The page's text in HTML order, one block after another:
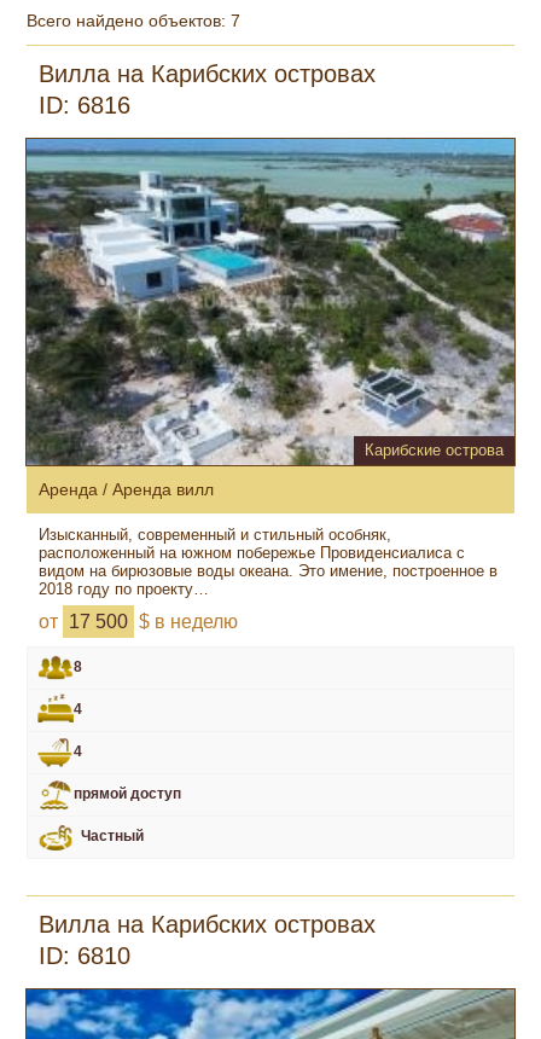
Всего найдено объектов: 7
Вилла на Карибских островах
ID: 6816
Карибские острова
Аренда / Аренда вилл
Изысканный, современный и стильный особняк,
расположенный на южном побережье Провиденсиалиса с
видом на бирюзовые воды океана. Это имение, построенное в
2018 году по проекту…
от 17 500 $ в неделю
8
4
4
прямой доступ
Частный
Вилла на Карибских островах
ID: 6810